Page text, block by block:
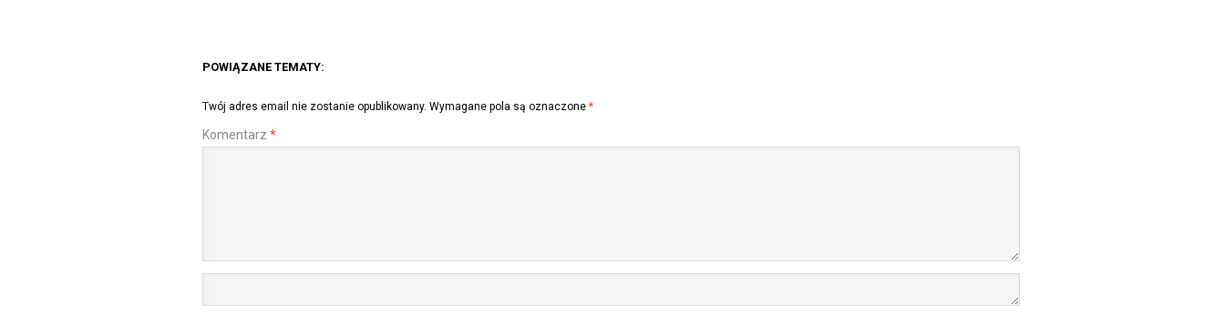
POWIĄZANE TEMATY:
Twój adres email nie zostanie opublikowany. Wymagane pola są oznaczone *
Komentarz *